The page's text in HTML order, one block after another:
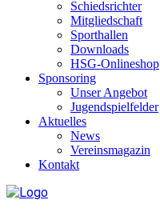
Schiedsrichter
Mitgliedschaft
Sporthallen
Downloads
HSG-Onlineshop
Sponsoring
Unser Angebot
Jugendspielfelder
Aktuelles
News
Vereinsmagazin
Kontakt